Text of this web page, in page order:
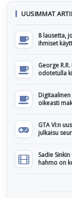
UUSIMMAT
8 lausetta,
ihmiset
George
odotetulla
oikeasti
GTA VI:n
julkaisu
Sadie
hahmo on